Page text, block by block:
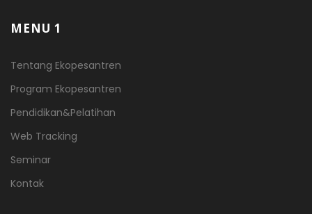
MENU 1
Tentang Ekopesantren
Program Ekopesantren
Pendidikan&Pelatihan
Web Tracking
Seminar
Kontak